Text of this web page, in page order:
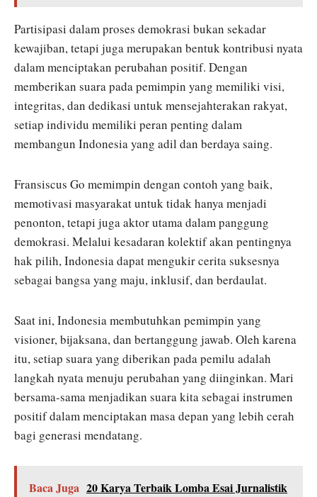
Partisipasi dalam proses demokrasi bukan sekadar
kewajiban, tetapi juga merupakan bentuk kontribusi nyata
dalam menciptakan perubahan positif. Dengan
memberikan suara pada pemimpin yang memiliki visi,
integritas, dan dedikasi untuk mensejahterakan rakyat,
setiap individu memiliki peran penting dalam
membangun Indonesia yang adil dan berdaya saing.
Fransiscus Go memimpin dengan contoh yang baik,
memotivasi masyarakat untuk tidak hanya menjadi
penonton, tetapi juga aktor utama dalam panggung
demokrasi. Melalui kesadaran kolektif akan pentingnya
hak pilih, Indonesia dapat mengukir cerita suksesnya
sebagai bangsa yang maju, inklusif, dan berdaulat.
Saat ini, Indonesia membutuhkan pemimpin yang
visioner, bijaksana, dan bertanggung jawab. Oleh karena
itu, setiap suara yang diberikan pada pemilu adalah
langkah nyata menuju perubahan yang diinginkan. Mari
bersama-sama menjadikan suara kita sebagai instrumen
positif dalam menciptakan masa depan yang lebih cerah
bagi generasi mendatang.
Baca Juga 20 Karya Terbaik Lomba Esai Jurnalistik